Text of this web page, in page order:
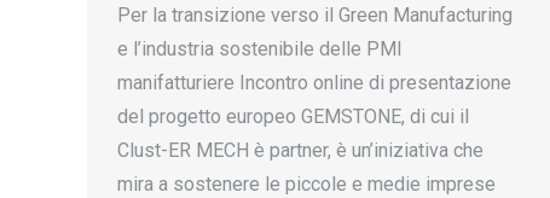
Per la transizione verso il Green Manufacturing
e l’industria sostenibile delle PMI
manifatturiere Incontro online di presentazione
del progetto europeo GEMSTONE, di cui il
Clust-ER MECH è partner, è un’iniziativa che
mira a sostenere le piccole e medie imprese